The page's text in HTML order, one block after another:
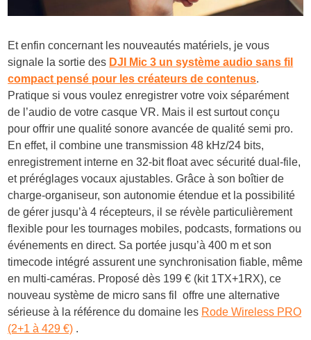
Et enfin concernant les nouveautés matériels, je vous
signale la sortie des DJI Mic 3 un système audio sans fil
compact pensé pour les créateurs de contenus.
Pratique si vous voulez enregistrer votre voix séparément
de l’audio de votre casque VR. Mais il est surtout conçu
pour offrir une qualité sonore avancée de qualité semi pro.
En effet, il combine une transmission 48 kHz/24 bits,
enregistrement interne en 32-bit float avec sécurité dual-file,
et préréglages vocaux ajustables. Grâce à son boîtier de
charge-organiseur, son autonomie étendue et la possibilité
de gérer jusqu’à 4 récepteurs, il se révèle particulièrement
flexible pour les tournages mobiles, podcasts, formations ou
événements en direct. Sa portée jusqu’à 400 m et son
timecode intégré assurent une synchronisation fiable, même
en multi-caméras. Proposé dès 199 € (kit 1TX+1RX), ce
nouveau système de micro sans fil offre une alternative
sérieuse à la référence du domaine les Rode Wireless PRO
(2+1 à 429 €) .